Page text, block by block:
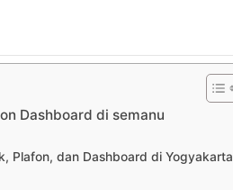
Dashboard di semanu
Plafon, dan Dashboard di Yogyakarta